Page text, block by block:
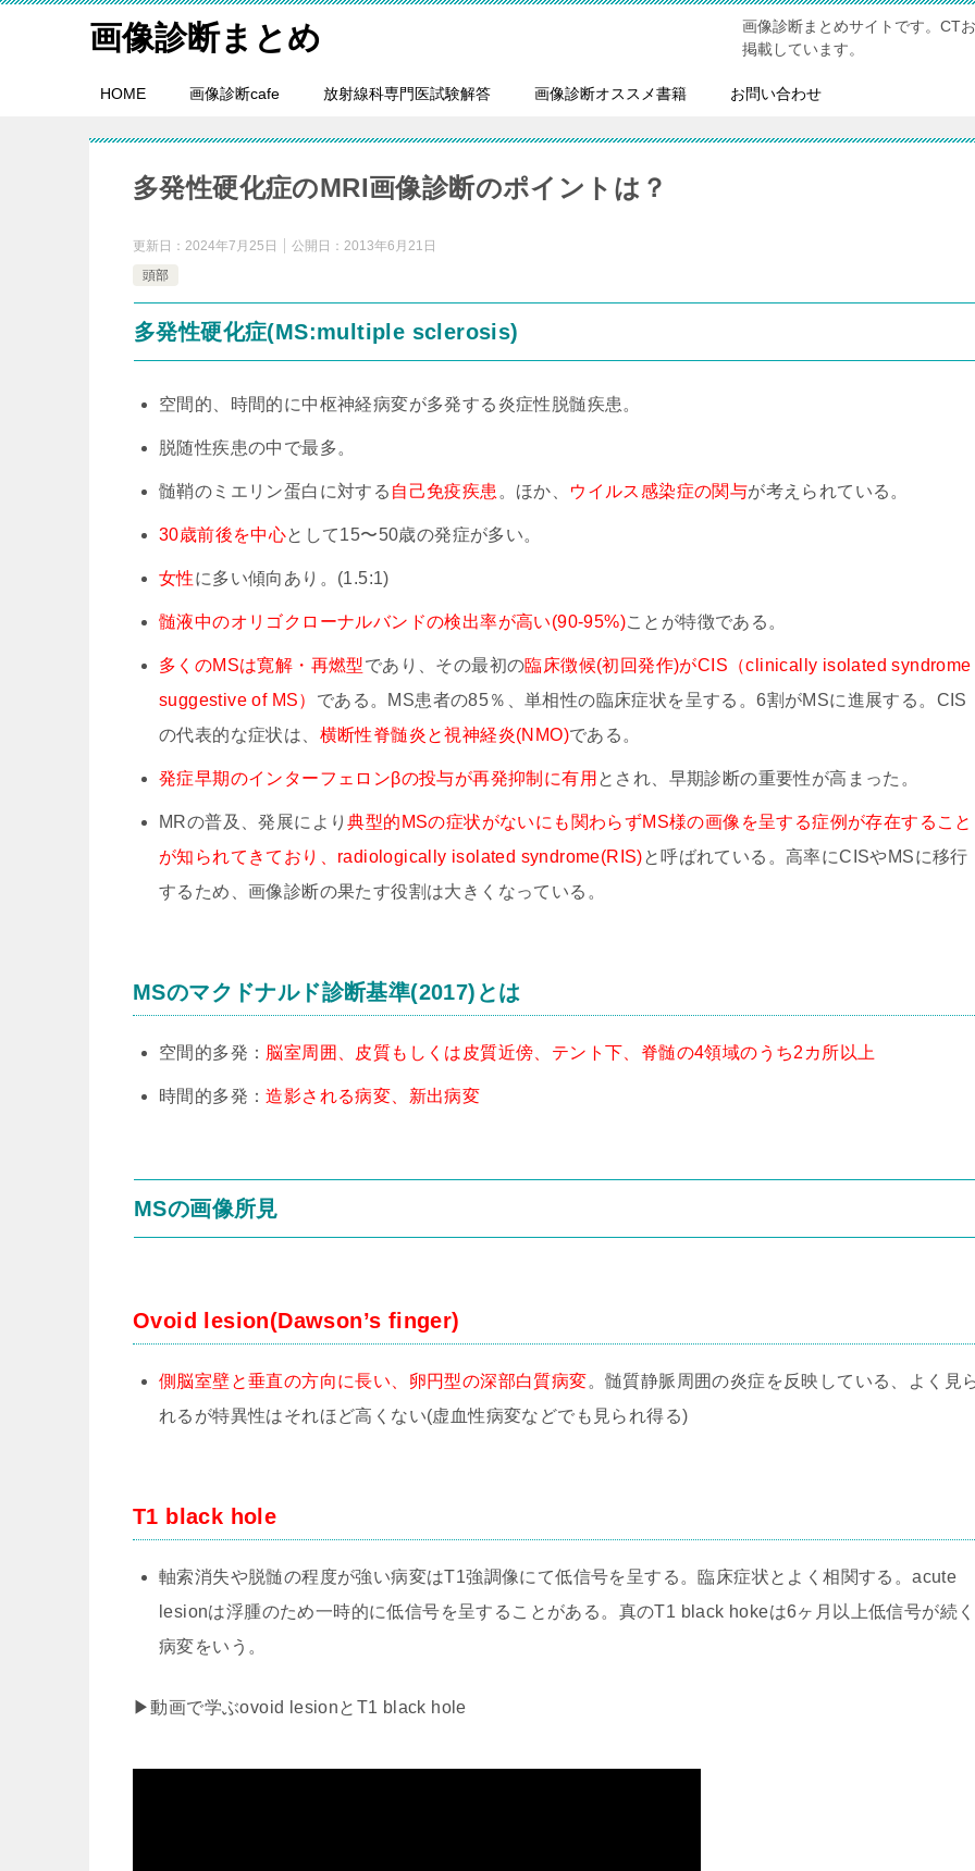
画像診断まとめ
画像診断まとめサイトです。CT
掲載しています。
HOME 画像診断cafe 放射線科専門医試験解答 画像診断オススメ書籍 お問い合わせ
多発性硬化症のMRI画像診断のポイントは？
更新日： 2024年7月25日 公開日： 2013年6月21日
頭部
多発性硬化症(MS:multiple sclerosis)
空間的、時間的に中枢神経病変が多発する炎症性脱髄疾患。
脱随性疾患の中で最多。
髄鞘のミエリン蛋白に対する 自己免疫疾患 。ほか、 ウイルス感染症の関与が考えられている。
30歳前後を中心として15〜50歳の発症が多い。
女性に多い傾向あり。(1.5:1)
髄液中のオリゴクローナルバンドの検出率が高い(90-95%)ことが特徴である。
多くのMSは寛解・再燃型であり、その最初の臨床徴候(初回発作)がCIS（clinically isolated syndrome
suggestive of MS） である。MS患者の85％、単相性の臨床症状を呈する。6割がMSに進展する。CIS
の代表的な症状は、 横断性脊髄炎と視神経炎(NMO)である。
発症早期のインターフェロンβの投与が再発抑制に有用 とされ、早期診断の重要性が高まった。
MRの普及、発展により典型的MSの症状がないにも関わらずMS様の画像を呈する症例が存在すること
が知られてきており、radiologically isolated syndrome(RIS)と呼ばれている。高率にCISやMSに移行
するため、画像診断の果たす役割は大きくなっている。
MSのマクドナルド診断基準(2017)とは
空間的多発： 脳室周囲、皮質もしくは皮質近傍、テント下、脊髄の4領域のうち2カ所以上
時間的多発：造影される病変、新出病変
MSの画像所見
Ovoid lesion(Dawson’s finger)
側脳室壁と垂直の方向に長い、卵円型の深部白質病変。髄質静脈周囲の炎症を反映している、よく見
れるが特異性はそれほど高くない(虚血性病変などでも見られ得る)
T1 black hole
軸索消失や脱髄の程度が強い病変はT1強調像にて低信号を呈する。臨床症状とよく相関する。acute
lesionは浮腫のため一時的に低信号を呈することがある。真のT1 black hokeは6ヶ月以上低信号が続く
病変をいう。
▶動画で学ぶovoid lesionとT1 black hole